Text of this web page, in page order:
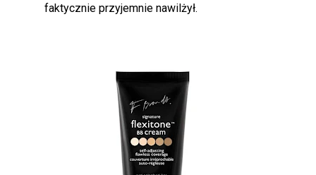
faktycznie przyjemnie nawilżył.